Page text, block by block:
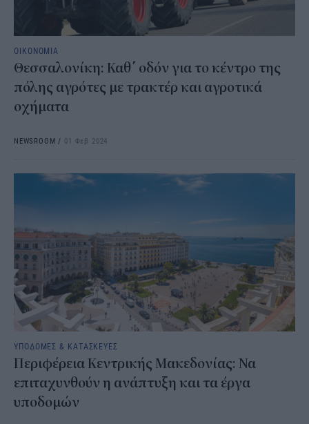
ΟΙΚΟΝΟΜΙΑ
Θεσσαλονίκη: Καθ΄ οδόν για το κέντρο της
πόλης αγρότες με τρακτέρ και αγροτικά
οχήματα
NEWSROOM / 01 Φεβ 2024
ΥΠΟΔΟΜΕΣ & ΚΑΤΑΣΚΕΥΕΣ
Περιφέρεια Κεντρικής Μακεδονίας: Να
επιταχυνθούν η ανάπτυξη και τα έργα
υποδομών